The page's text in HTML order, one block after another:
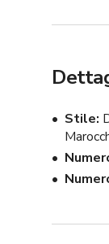
Lo
Questa
per
I clienti
Stile